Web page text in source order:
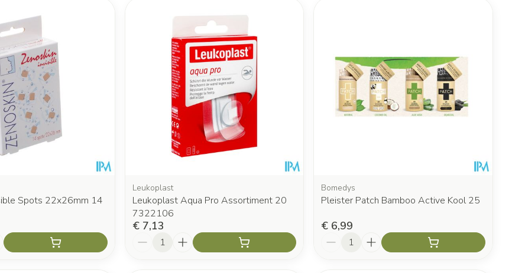
prijswaarden aan te passen.
Spots 22x26mm 14
Leukoplast
Leukoplast Aqua Pro Assortiment 20
7322106
€ 7,13
Aantal
Bomedys
Pleister Patch Bamboo Active Kool 25
€ 6,99
Aantal